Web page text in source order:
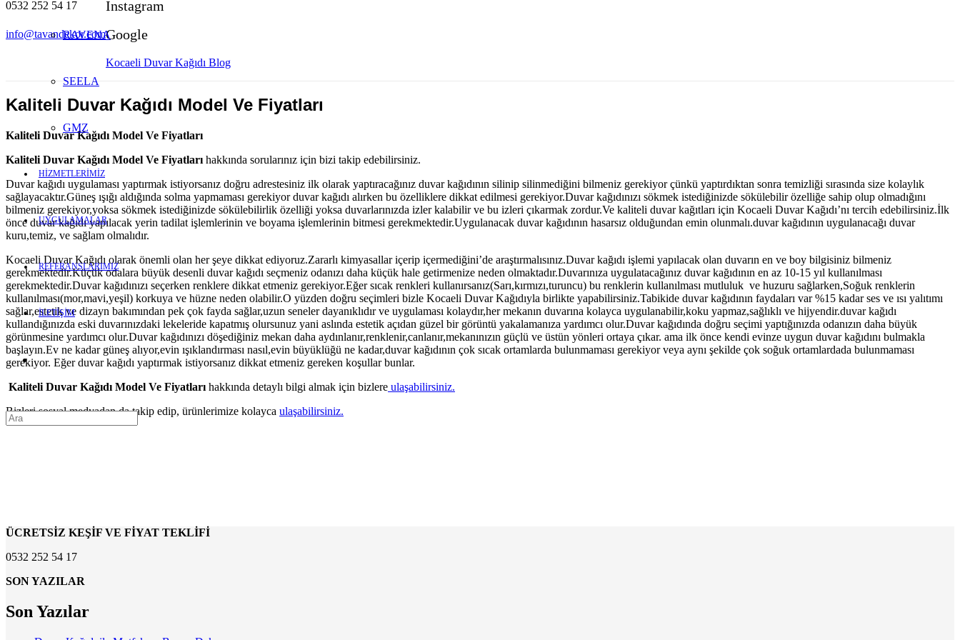
0532 252 54 17
info@tavandekor.com
Instagram
Google
Kocaeli Duvar Kağıdı Blog
RAVENA
SEELA
GMZ
HİZMETLERİMİZ
UYGULAMALAR
REFERANSLARIMIZ
İLETİŞİM
Kaliteli Duvar Kağıdı Model Ve Fiyatları
Kaliteli Duvar Kağıdı Model Ve Fiyatları
Kaliteli Duvar Kağıdı Model Ve Fiyatları hakkında sorularınız için bizi takip edebilirsiniz.
Duvar kağıdı uygulaması yaptırmak istiyorsanız doğru adrestesiniz ilk olarak yaptıracağınız duvar kağıdının silinip silinmediğini bilmeniz gerekiyor çünkü yaptırdıktan sonra temizliği sırasında size kolaylık
sağlayacaktır.Güneş ışığı aldığında solma yapmaması gerekiyor duvar kağıdı alırken bu özelliklere dikkat edilmesi gerekiyor.Duvar kağıdınızı sökmek istediğinizde sökülebilir özelliğe sahip olup olmadığını
bilmeniz gerekiyor,yoksa sökmek istediğinizde sökülebilirlik özelliği yoksa duvarlarınızda izler kalabilir ve bu izleri çıkarmak zordur.Ve kaliteli duvar kağıtları için Kocaeli Duvar Kağıdı’nı tercih edebilirsiniz.İlk
önce duvar kağıdı yapılacak yerin tadilat işlemlerinin ve boyama işlemlerinin bitmesi gerekmektedir.Uygulanacak duvar kağıdının hasarsız olduğundan emin olunmalı.duvar kağıdının uygulanacağı duvar
kuru,temiz, ve sağlam olmalıdır.
Kocaeli Duvar Kağıdı olarak önemli olan her şeye dikkat ediyoruz.Zararlı kimyasallar içerip içermediğini’de araştırmalısınız.Duvar kağıdı işlemi yapılacak olan duvarın en ve boy bilgisiniz bilmeniz
gerekmektedir.Küçük odalara büyük desenli duvar kağıdı seçmeniz odanızı daha küçük hale getirmenize neden olmaktadır.Duvarınıza uygulatacağınız duvar kağıdının en az 10-15 yıl kullanılması
gerekmektedir.Duvar kağıdınızı seçerken renklere dikkat etmeniz gerekiyor.Eğer sıcak renkleri kullanırsanız(Sarı,kırmızı,turuncu) bu renklerin kullanılması mutluluk ve huzuru sağlarken,Soğuk renklerin
kullanılması(mor,mavi,yeşil) korkuya ve hüzne neden olabilir.O yüzden doğru seçimleri bizle Kocaeli Duvar Kağıdıyla birlikte yapabilirsiniz.Tabikide duvar kağıdının faydaları var %15 kadar ses ve ısı yalıtımı
sağlar,estetik ve dizayn bakımından pek çok fayda sağlar,uzun seneler dayanıklıdır ve uygulaması kolaydır,her mekanın duvarına kolayca uygulanabilir,koku yapmaz,sağlıklı ve hijyendir.duvar kağıdı
kullandığınızda eski duvarınızdaki lekeleride kapatmış olursunuz yani aslında estetik açıdan güzel bir görüntü yakalamanıza yardımcı olur.Duvar kağıdında doğru seçimi yaptığınızda odanızın daha büyük
görünmesine yardımcı olur.Duvar kağıdınızı döşediğiniz mekan daha aydınlanır,renklenir,canlanır,mekanınızın güçlü ve üstün yönleri ortaya çıkar. ama ilk önce kendi evinze uygun duvar kağıdını bulmakla
başlayın.Ev ne kadar güneş alıyor,evin ışıklandırması nasıl,evin büyüklüğü ne kadar,duvar kağıdının çok sıcak ortamlarda bulunmaması gerekiyor veya aynı şekilde çok soğuk ortamlardada bulunmaması
gerekiyor. Eğer duvar kağıdı yaptırmak istiyorsanız dikkat etmeniz gereken koşullar bunlar.
Kaliteli Duvar Kağıdı Model Ve Fiyatları hakkında detaylı bilgi almak için bizlere ulaşabilirsiniz.
Bizleri sosyal medyadan da takip edip, ürünlerimize kolayca ulaşabilirsiniz.
ÜCRETSİZ KEŞİF VE FİYAT TEKLİFİ
0532 252 54 17
SON YAZILAR
Son Yazılar